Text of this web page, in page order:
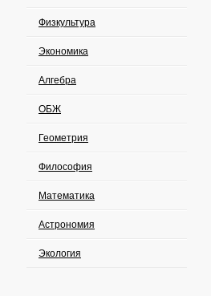
Физкультура
Экономика
Алгебра
ОБЖ
Геометрия
Философия
Математика
Астрономия
Экология